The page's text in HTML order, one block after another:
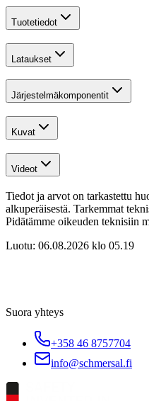
Tuotetiedot
Lataukset
Järjestelmäkomponentit
Kuvat
Videot
Tiedot ja arvot on tarkastettu
alkuperäisestä. Tarkemmat
Pidätämme oikeuden teknisiin
Luotu: 06.08.2026 klo 05.19
Suora yhteys
+358 46 8757704
info@schmersal.fi